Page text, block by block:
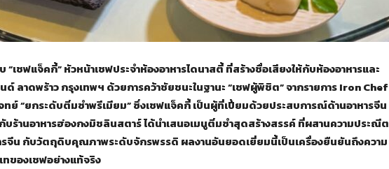
เชฟแจ็คกี้” หัวหน้าเชฟประจำห้องอาหารไดนาสตี้ ที่สร้างชื่อเสียงให้กับห้องอาหารและ
ด์ ลาดพร้าว กรุงเทพฯ ด้วยการคว้าชัยชนะในฐานะ “เชฟผู้พิชิต” จากรายการ Iron Chef
ทย์ “ยกระดับติ่มซำพรีเมียม” ซึ่งเชฟแจ็คกี้ เป็นผู้ที่เปี่ยมด้วยประสบการณ์ด้านอาหารจีน
บร้านอาหารฮ่องกงมิชลินสตาร์ ได้นำเสนอเมนูติ่มซำสุดสร้างสรรค์ ที่ผสานความประณีต
รจีน กับวัตถุดิบคุณภาพระดับจักรพรรดิ ผลงานอันยอดเยี่ยมนี้เป็นเครื่องยืนยันถึงความ
ทของเชฟอย่างแท้จริง